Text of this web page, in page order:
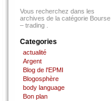
Vous recherchez dans les
archives de la catégorie Bourse
– trading .
Categories
actualité
Argent
Blog de l'EPMI
Blogosphère
body language
Bon plan